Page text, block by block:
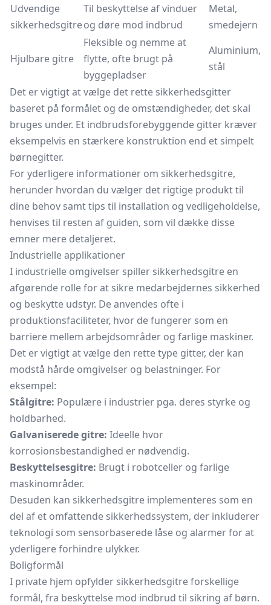
Udvendige
sikkerhedsgitre
Til beskyttelse af vinduer
og døre mod indbrud
Metal,
smedejern
Hjulbare gitre
Fleksible og nemme at
flytte, ofte brugt på
byggepladser
Aluminium,
stål
Det er vigtigt at vælge det rette sikkerhedsgitter
baseret på formålet og de omstændigheder, det skal
bruges under. Et indbrudsforebyggende gitter kræver
eksempelvis en stærkere konstruktion end et simpelt
børnegitter.
For yderligere informationer om sikkerhedsgitre,
herunder hvordan du vælger det rigtige produkt til
dine behov samt tips til installation og vedligeholdelse,
henvises til resten af guiden, som vil dække disse
emner mere detaljeret.
Industrielle applikationer
I industrielle omgivelser spiller sikkerhedsgitre en
afgørende rolle for at sikre medarbejdernes sikkerhed
og beskytte udstyr. De anvendes ofte i
produktionsfaciliteter, hvor de fungerer som en
barriere mellem arbejdsområder og farlige maskiner.
Det er vigtigt at vælge den rette type gitter, der kan
modstå hårde omgivelser og belastninger. For
eksempel:
Stålgitre: Populære i industrier pga. deres styrke og
holdbarhed.
Galvaniserede gitre: Ideelle hvor
korrosionsbestandighed er nødvendig.
Beskyttelsesgitre: Brugt i robotceller og farlige
maskinområder.
Desuden kan sikkerhedsgitre implementeres som en
del af et omfattende sikkerhedssystem, der inkluderer
teknologi som sensorbaserede låse og alarmer for at
yderligere forhindre ulykker.
Boligformål
I private hjem opfylder sikkerhedsgitre forskellige
formål, fra beskyttelse mod indbrud til sikring af børn.